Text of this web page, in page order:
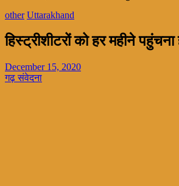
other Uttarakhand
हिस्ट्रीशीटरों को हर महीने पहुंचना
December 15, 2020
गढ़ संवेदना